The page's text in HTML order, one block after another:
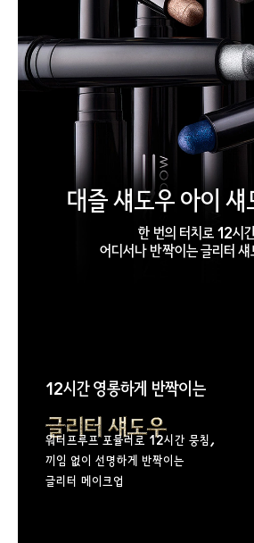
대즐 섀도우 아이 섀
한 번의 터치로 12시
어디서나 반짝이는글리터 섀
12시간 영롱하게 반짝이는
워터프루프 포뮬러로 12시간 뭉침,
끼임 없이 선명하게 반짝이는
글리터 메이크업